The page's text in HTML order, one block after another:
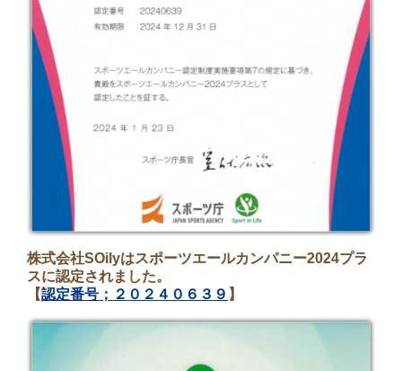
株式会社SOilyはスポーツエールカンパニー2024プラ
スに認定されました。
【認定番号；２０２４０６３９ 】